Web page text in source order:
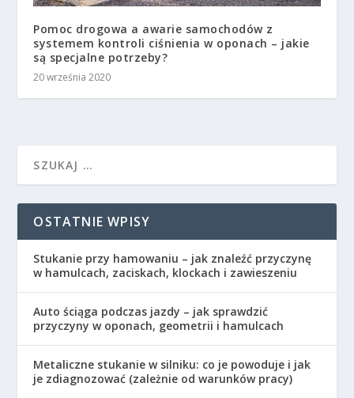
Pomoc drogowa a awarie samochodów z
systemem kontroli ciśnienia w oponach – jakie
są specjalne potrzeby?
20 września 2020
OSTATNIE WPISY
Stukanie przy hamowaniu – jak znaleźć przyczynę
w hamulcach, zaciskach, klockach i zawieszeniu
Auto ściąga podczas jazdy – jak sprawdzić
przyczyny w oponach, geometrii i hamulcach
Metaliczne stukanie w silniku: co je powoduje i jak
je zdiagnozować (zależnie od warunków pracy)